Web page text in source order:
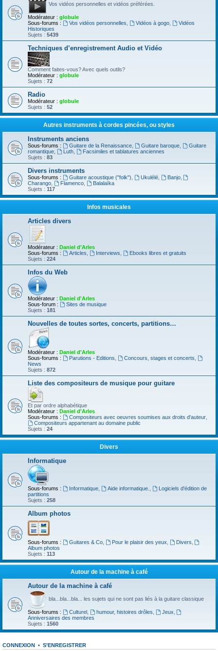
Vos vidéos personnelles et vidéos préférées.
Modérateur : globule
Sous-forums :
Vos vidéos personnelles Vidéos à gogo,
Vidéos
Historiques
Sujets : 5439
Techniques d’enregistrement Audio et Vidéo
Comment faites-vous? Avec quels outils?
Modérateur : globule
Sujets : 72
Radio
Modérateur : globule
Sujets : 52
Autres instruments à cordes pincées, ou styles
Instruments anciens
Sous-forums : Guitare de la Renaissance, Guitare baroque,
Guitare
romantique
Luth,
Facsimiles et tablatures anciennes
Sujets : 83
Divers instruments
Sous-forums : Guitare acoustique ("folk") Ukulélé, Banjo,
Charango
Flamenco,
Balalaïka
Sujets : 117
Infos musicales
Articles divers
Modérateur : Daniel d'Arles
Sous-forums :
Articles Interviews
Ebooks libres et gratuits
Sujets : 224
Infos du Web
Modérateur : Daniel d'Arles
Sous-forum :
Sites de musique
Sujets : 181
Nouvelles de toutes sortes, concerts, partitions…
Modérateur : Daniel d'Arles
Sous-forums :
Parutions - Editions Concours, stages et concerts
News
Sujets : 872
Liste des compositeurs de musique pour guitare
Et par ordre alphabétique
Modérateur : Daniel d'Arles
Sous-forums :
Compositeurs avec oeuvres soumises aux droits d'auteur,
Compositeurs appartenant au domaine public
Sujets : 24
Divers
Informatique
Sous-forums : Informatique, Aide informatique.
Logiciels d'édition de
partitions
Sujets : 258
Album photos
Sous-forums : Guitares & Co, Pour le plaisir des yeux Divers
Album photos
Sujets : 113
Autour de la machine à café
Autour de la machine à café
bla...bla...bla... les sujets qui ne sont pas liés à la guitare classique
Sous-forums : Culturel, humour, histoires drôles Jeux
Anniversaires des membres
Sujets : 1560
CONNEXION • S’ENREGISTRER